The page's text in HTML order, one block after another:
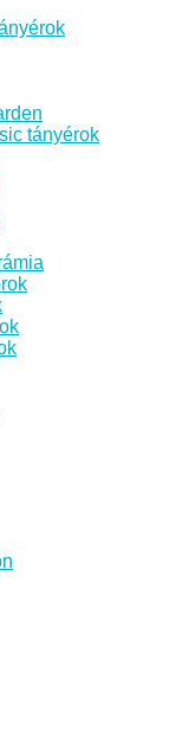
tányérok